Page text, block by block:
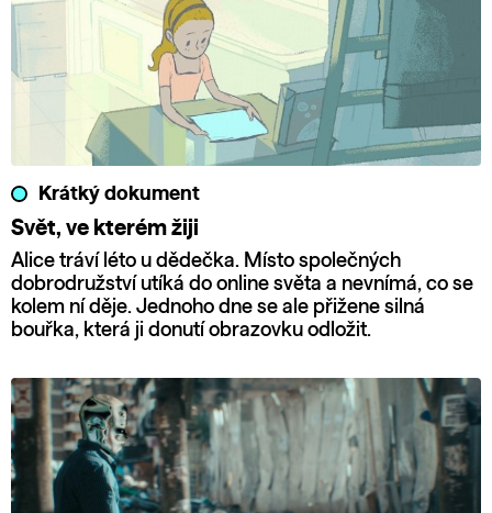
Krátký dokument
Svět, ve kterém žiji
Alice tráví léto u dědečka. Místo společných
dobrodružství utíká do online světa a nevnímá, co se
kolem ní děje. Jednoho dne se ale přižene silná
bouřka, která ji donutí obrazovku odložit.